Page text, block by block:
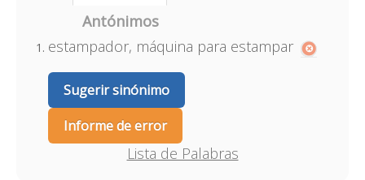
Antónimos
estampador, máquina para estampar
Sugerir sinónimo
Informe de error
Lista de Palabras